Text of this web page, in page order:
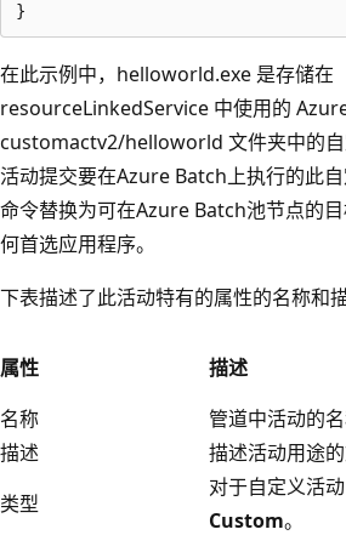
在此示例中，helloworld.exe 是存储在
resourceLinkedService 中使用的
customactv2/helloworld 文件夹中的自
活动提交要在Azure Batch上执行的此
命令替换为可在Azure Batch池节点的
何首选应用程序。
下表描述了此活动特有的属性的名称和描
属性 描述
名称
管道中活动的
描述
描述活动用途的
类型
对于自定义活
Custom。